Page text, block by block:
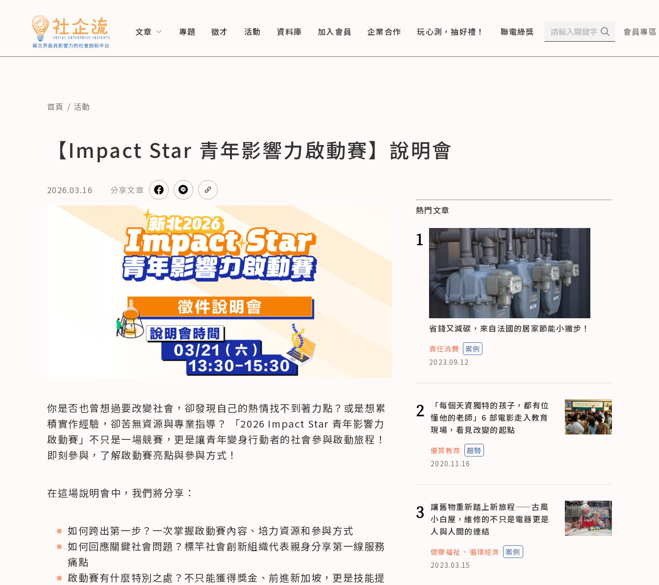
文章 專題 徵才 活動 資料庫 加入會員 企業合作 玩心測，抽好禮！ 聯電綠獎 會員專區
首頁 活動
【Impact Star 青年影響力啟動賽】說明會
2026.03.16 分享文章
你是否也曾想過要改變社會，卻發現自己的熱情找不到著力點？或是想累
積實作經驗，卻苦無資源與專業指導？ 「2026 Impact Star 青年影響力
啟動賽」不只是一場競賽，更是讓青年變身行動者的社會參與啟動旅程！
即刻參與，了解啟動賽亮點與參與方式！
在這場說明會中，我們將分享：
如何跨出第一步？一次掌握啟動賽內容、培力資源和參與方式
如何回應關鍵社會問題？標竿社會創新組織代表親身分享第一線服務
痛點
啟動賽有什麼特別之處？不只能獲得獎金、前進新加坡，更是技能提
熱門文章
1
省錢又減碳，來自法國的居家節能小撇步！
責任消費
案例
2023.09.12
2
「每個天資獨特的孩子，都有位
懂他的老師」6 部電影走入教育
現場，看見改變的起點
優質教育
趨勢
2020.11.16
3
讓舊物重新踏上新旅程——古風
小白屋，維修的不只是電器更是
人與人間的連結
健康福祉 循環經濟
案例
2023.03.15